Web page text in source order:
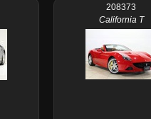
208373
California T